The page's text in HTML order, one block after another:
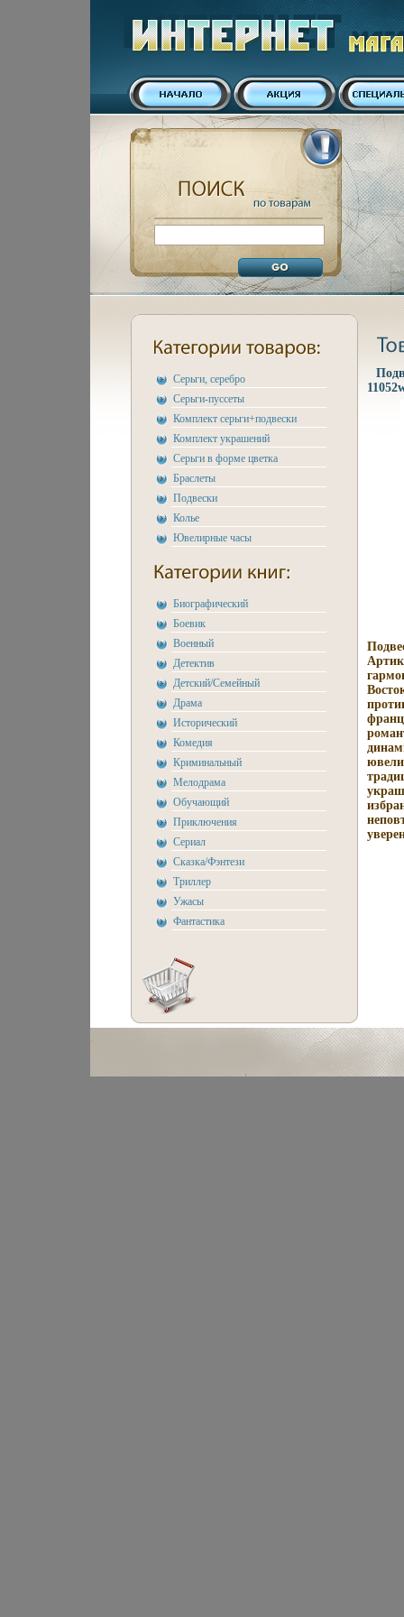
Серьги, серебро
Серьги-пуссеты
Комплект серьги+подвески
Комплект украшений
Серьги в форме цветка
Браслеты
Подвески
Колье
Ювелирные часы
Биографический
Боевик
Военный
Детектив
Детский/Семейный
Драма
Исторический
Комедия
Криминальный
Мелодрама
Обучающий
Приключения
Сериал
Сказка/Фэнтези
Триллер
Ужасы
Фантастика